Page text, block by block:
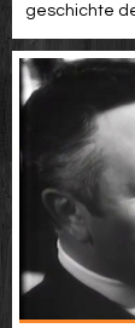
geschichte